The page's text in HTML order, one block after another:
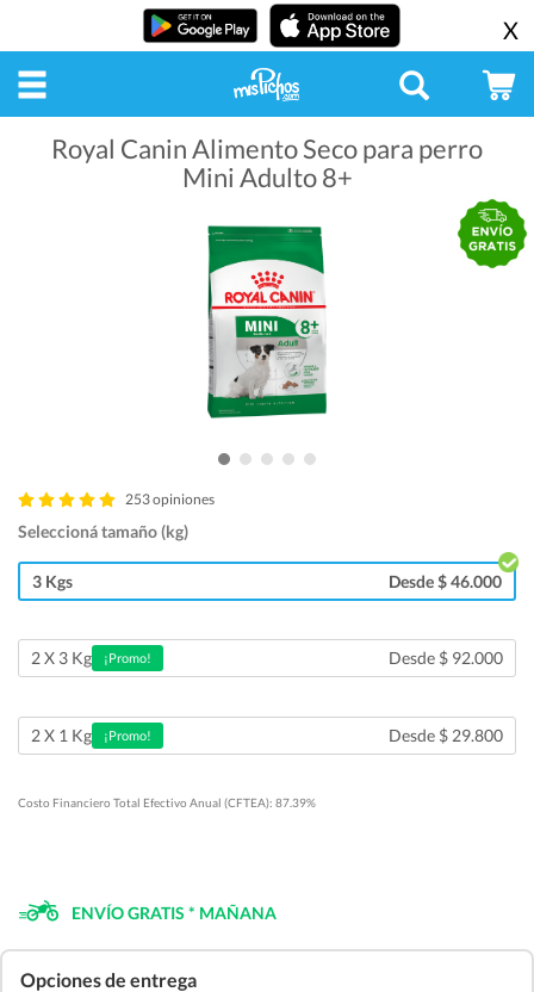
X
Royal Canin Alimento Seco para perro
Mini Adulto 8+
253 opiniones
Seleccioná tamaño (kg)
3 Kgs Desde $ 46.000
2 X 3 Kg ¡Promo! Desde $ 92.000
2 X 1 Kg ¡Promo! Desde $ 29.800
Costo Financiero Total Efectivo Anual (CFTEA): 87.39%
ENVÍO GRATIS * MAÑANA
Opciones de entrega